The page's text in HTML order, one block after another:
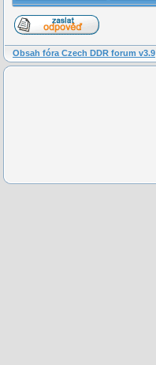
Obsah fóra Czech DDR forum v3.9